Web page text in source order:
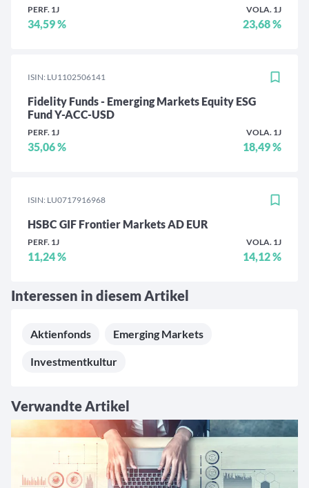
PERF. 1J
34,59 %
VOLA. 1J
23,68 %
ISIN: LU1102506141
Fidelity Funds - Emerging Markets Equity ESG
Fund Y-ACC-USD
PERF. 1J
35,06 %
VOLA. 1J
18,49 %
ISIN: LU0717916968
HSBC GIF Frontier Markets AD EUR
PERF. 1J
11,24 %
VOLA. 1J
14,12 %
Interessen in diesem Artikel
Aktienfonds Emerging Markets
Investmentkultur
Verwandte Artikel